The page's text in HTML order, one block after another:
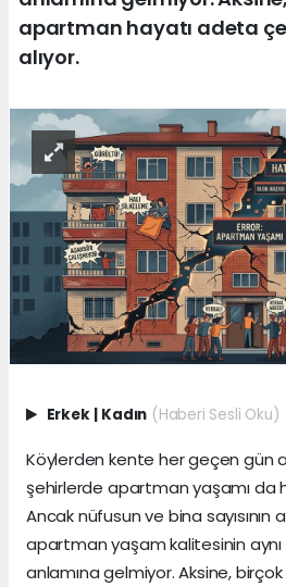
apartman hayatı adeta
alıyor.
Erkek | Kadın (Haberi Sesli Oku)
Köylerden kente her geçen gün
şehirlerde apartman yaşamı da
Ancak nüfusun ve bina sayısının
apartman yaşam kalitesinin
anlamına gelmiyor. Aksine,